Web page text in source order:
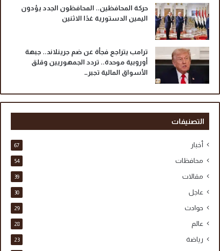
حركة المحافظين.. المحافظون الجدد يؤدون
اليمين الدستورية غدًا الاثنين
ترامب يتراجع فجأة عن ضم جرينلاند.. جبهة
أوروبية موحدة.. تردد الجمهوريين وقلق
الأسواق المالية تجبر…
التصنيفات
أخبار 67
محافظات 54
مقالات 39
عاجل 30
حوادث 29
عالم 28
رياضة 23